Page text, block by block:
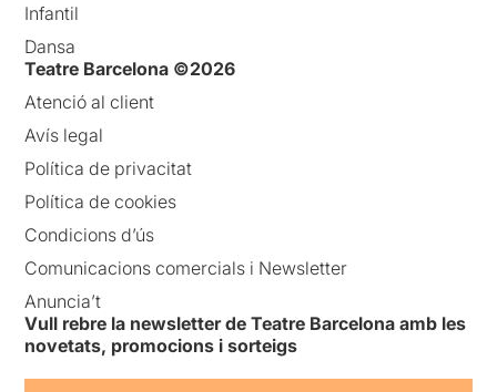
Infantil
Dansa
Teatre Barcelona ©2026
Atenció al client
Avís legal
Política de privacitat
Política de cookies
Condicions d’ús
Comunicacions comercials i Newsletter
Anuncia’t
Vull rebre la newsletter de Teatre Barcelona amb les
novetats, promocions i sorteigs